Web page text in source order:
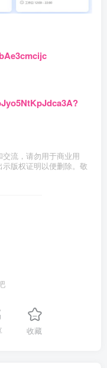
流，请勿用于商业用
版权证明以便删除。敬
收藏